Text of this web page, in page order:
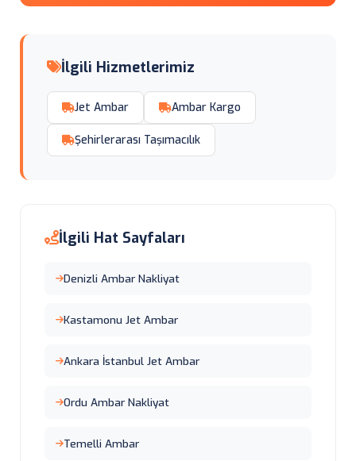
İlgili Hizmetlerimiz
Jet Ambar Ambar Kargo
Şehirlerarası Taşımacılık
İlgili Hat Sayfaları
Denizli Ambar Nakliyat
Kastamonu Jet Ambar
Ankara İstanbul Jet Ambar
Ordu Ambar Nakliyat
Temelli Ambar